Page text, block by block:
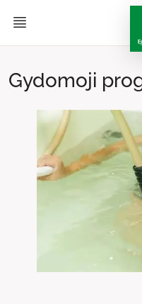
Gydomoji